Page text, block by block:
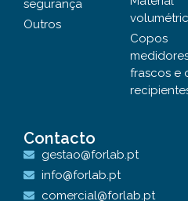
segurança
Outros
Copos
frascos e
Contacto
gestao@forlab.pt
info@forlab.pt
comercial@forlab.pt